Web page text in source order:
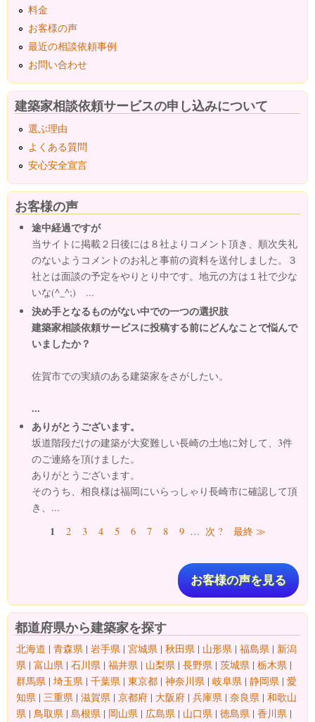
料金
お客様の声
最近の相談依頼事例
お問い合わせ
建築家相談依頼サービスの申し込みについて
選ぶ理由
よくある質問
安心安全宣言
お客様の声
途中経過ですが
当サイトに掲載２日後には８社よりコメント頂き、順次失礼
のないようコメントのお礼と事前の資料を送付しました。３
社とは面談の予定をやりとり中です。地元の方は１社で少な
いな(^_^;) ...
決め手となるものがない中での一つの選択肢
建築家相談依頼サービスに投稿する前にどんなことで悩んで
いましたか？
佐賀市での実績のある建築家をさがしたい。
...
ありがとうございます。
坂道階段だけの建築が大変難しい長崎の土地に対して、3件
のご連絡を頂けました。
ありがとうございます。
そのうち、相良様は福岡にいらっしゃり長崎市に確認して頂
き、...
ページ1 2 3 4 5 6 7 8 9 … 次 ? 最終 ≫
お客様の声を見る
都道府県から建築家を探す
北海道 | 青森県 | 岩手県 | 宮城県 | 秋田県 | 山形県 | 福島県 | 新潟
県 | 富山県 | 石川県 | 福井県 | 山梨県 | 長野県 | 茨城県 | 栃木県 |
群馬県 | 埼玉県 | 千葉県 | 東京都 | 神奈川県 | 岐阜県 | 静岡県 | 愛
知県 | 三重県 | 滋賀県 | 京都府 | 大阪府 | 兵庫県 | 奈良県 | 和歌山
県 | 鳥取県 | 島根県 | 岡山県 | 広島県 | 山口県 | 徳島県 | 香川県 |